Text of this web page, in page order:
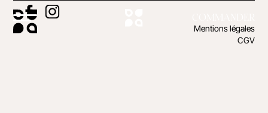
Mentions légales
CGV